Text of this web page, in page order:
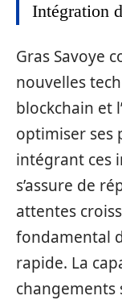
Intégration
Gras Savoye
nouvelles
blockchain et
optimiser ses
intégrant ces
s’assure de
attentes
fondamental
rapide. La